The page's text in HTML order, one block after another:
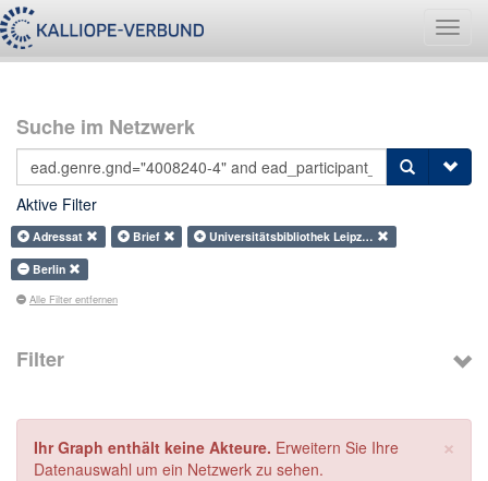
Suche im Netzwerk
Aktive Filter
Adressat Brief
Universitätsbibliothek Leipz…
Berlin
Alle Filter entfernen
Filter
×
Ihr Graph enthält keine Akteure. Erweitern Sie Ihre
Datenauswahl um ein Netzwerk zu sehen.